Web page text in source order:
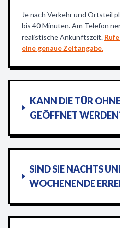
Je nach Verkehr und Ortsteil
bis 40 Minuten. Am Telefon
realistische Ankunftszeit.
eine genaue Zeitangabe.
KANN DIE TÜR
GEÖFFNET
SIND SIE NACHTS
WOCHENENDE